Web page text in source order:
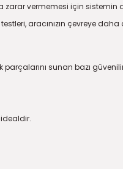
zarar vermemesi için sistemin
aracınızın çevreye
sunan bazı